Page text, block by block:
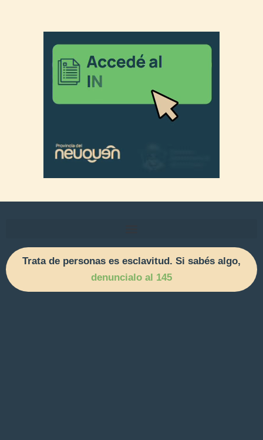
Trata de personas es esclavitud. Si sabés algo,
denuncialo al 145